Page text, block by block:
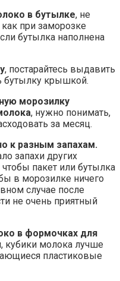
в бутылке, не
при заморозке
бутылка наполнена
, постарайтесь выдавить
бутылку крышкой.
морозилку
, нужно понимать,
за месяц.
к разным запахам.
запахи других
пакет или бутылка
в морозилке ничего
случае после
не очень приятный
в формочках для
кубики молока лучше
пластиковые